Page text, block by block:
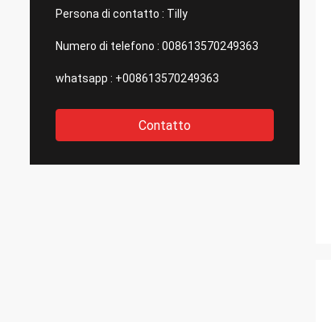
Persona di contatto : Tilly
Numero di telefono : 008613570249363
whatsapp : +008613570249363
Contatto